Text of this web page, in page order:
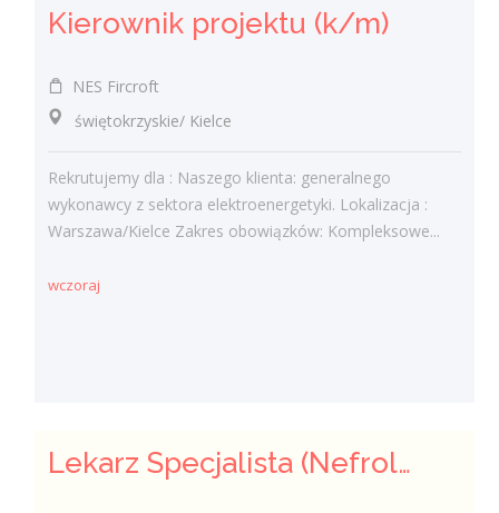
Kierownik projektu (k/m)
NES Fircroft
świętokrzyskie/ Kielce
Rekrutujemy dla : Naszego klienta: generalnego
wykonawcy z sektora elektroenergetyki. Lokalizacja :
Warszawa/Kielce Zakres obowiązków: Kompleksowe...
wczoraj
Lekarz Specjalista (Nefrolog / Internista) (K/M/N)